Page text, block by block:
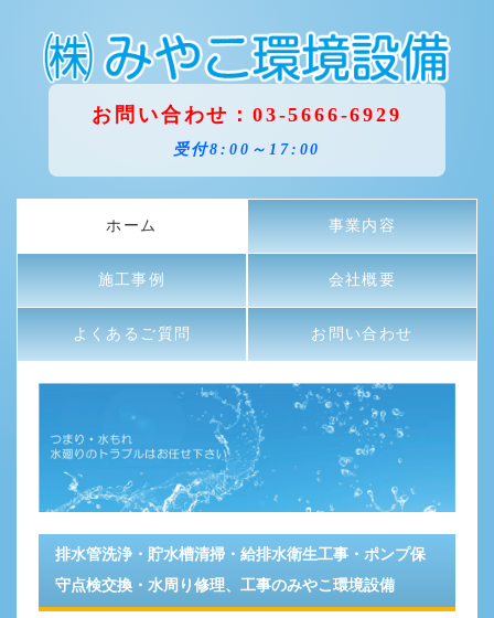
お問い合わせ：03-5666-6929
受付8:00～17:00
ホーム 事業内容
施工事例 会社概要
よくあるご質問 お問い合わせ
排水管洗浄・貯水槽清掃・給排水衛生工事・ポンプ保
守点検交換・水周り修理、工事のみやこ環境設備